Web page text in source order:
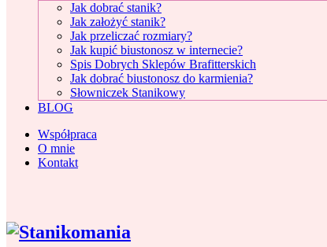
Jak dobrać stanik?
Jak założyć stanik?
Jak przeliczać rozmiary?
Jak kupić biustonosz w internecie?
Spis Dobrych Sklepów Brafitterskich
Jak dobrać biustonosz do karmienia?
Słowniczek Stanikowy
BLOG
Współpraca
O mnie
Kontakt